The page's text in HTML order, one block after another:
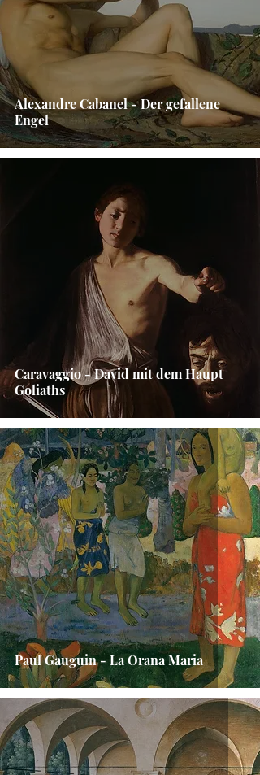
Alexandre Cabanel - Der gefallene
Engel
Caravaggio - David mit dem Haupt
Goliaths
Paul Gauguin - La Orana Maria